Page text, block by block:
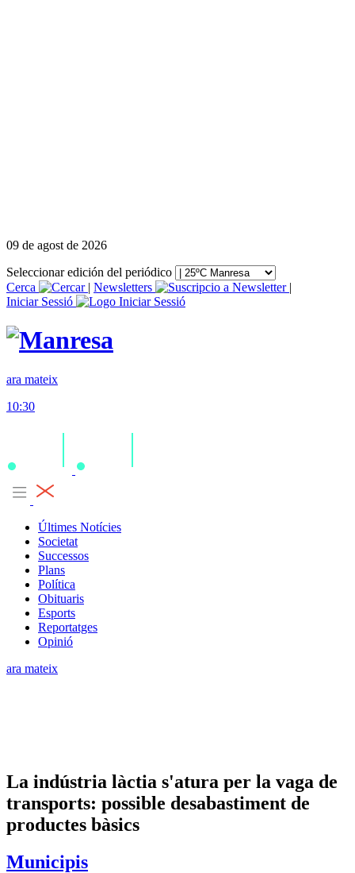
09 de agost de 2026
Seleccionar edición del periódico
Cerca
| Newsletters
|
Iniciar Sessió
ara mateix
10:30
Últimes Notícies
Societat
Successos
Plans
Política
Obituaris
Esports
Reportatges
Opinió
ara mateix
La indústria làctia s'atura per la vaga de
transports: possible desabastiment de
productes bàsics
Municipis